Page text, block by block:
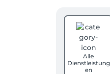
Alle
Dienstleistung
en